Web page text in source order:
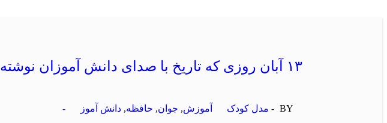
۱۳ آبان روزی که تاریخ با صدای دانش آموزان نوشته شد
BY - مدل کودک آموزش, جوان, حافظه, دانش آموز -